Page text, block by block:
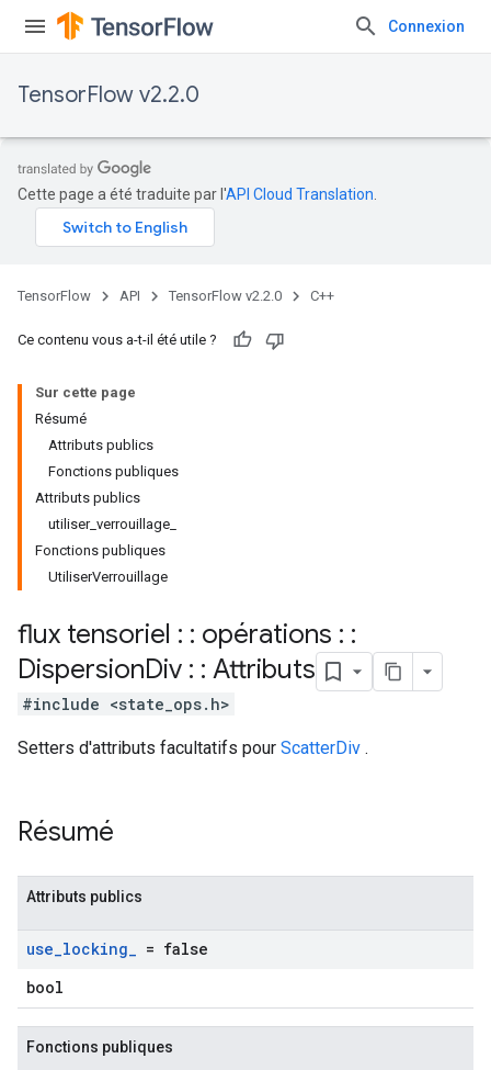
Connexion
TensorFlow v2.2.0
Cette page a été traduite par l'API Cloud Translation
TensorFlow API TensorFlow v2.2.0 C++
Ce contenu vous a-t-il été utile ?
Sur cette page
Résumé
Attributs publics
Fonctions publiques
Attributs publics
utiliser_verrouillage_
Fonctions publiques
UtiliserVerrouillage
flux tensoriel : : opérations : :
DispersionDiv : : Attributs
#include <state_ops.h>
Setters d'attributs facultatifs pour ScatterDiv .
Résumé
Attributs publics
use_locking_ = false
bool
Fonctions publiques